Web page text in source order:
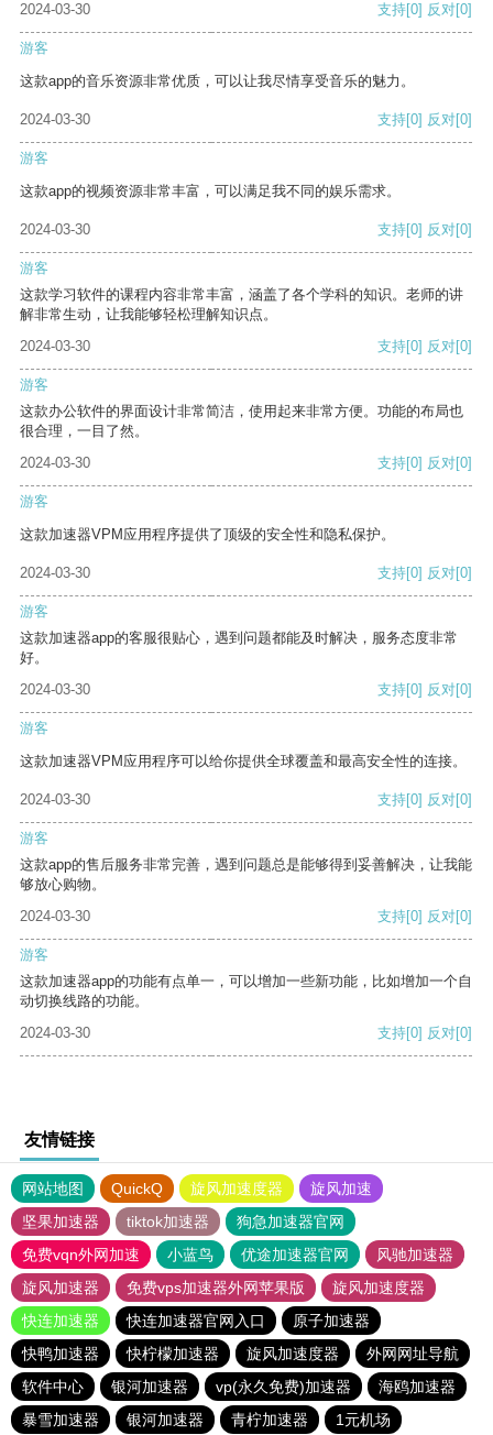
2024-03-30 支持[0] 反对[0]
游客
这款app的音乐资源非常优质，可以让我尽情享受音乐的魅力。
2024-03-30 支持[0] 反对[0]
游客
这款app的视频资源非常丰富，可以满足我不同的娱乐需求。
2024-03-30 支持[0] 反对[0]
游客
这款学习软件的课程内容非常丰富，涵盖了各个学科的知识。老师的讲
解非常生动，让我能够轻松理解知识点。
2024-03-30
支持[0] 反对[0]
游客
这款办公软件的界面设计非常简洁，使用起来非常方便。功能的布局也
很合理，一目了然。
2024-03-30
支持[0] 反对[0]
游客
这款加速器VPM应用程序提供了顶级的安全性和隐私保护。
2024-03-30 支持[0] 反对[0]
游客
这款加速器app的客服很贴心，遇到问题都能及时解决，服务态度非常
好。
2024-03-30
支持[0] 反对[0]
游客
这款加速器VPM应用程序可以给你提供全球覆盖和最高安全性的连接。
2024-03-30 支持[0] 反对[0]
游客
这款app的售后服务非常完善，遇到问题总是能够得到妥善解决，让我能
够放心购物。
2024-03-30
支持[0] 反对[0]
游客
这款加速器app的功能有点单一，可以增加一些新功能，比如增加一个自
动切换线路的功能。
2024-03-30
支持[0] 反对[0]
友情链接
网站地图 QuickQ 旋风加速度器
旋风加速
坚果加速器
tiktok加速器
狗急加速器官网
免费vqn外网加速
小蓝鸟 优途加速器官网
风驰加速器
旋风加速器
免费vps加速器外网苹果版
旋风加速度器
快连加速器
快连加速器官网入口
原子加速器
快鸭加速器
快柠檬加速器 旋风加速度器
外网网址导航
软件中心
银河加速器 vp(永久免费)加速器
海鸥加速器
暴雪加速器
银河加速器 青柠加速器 1元机场